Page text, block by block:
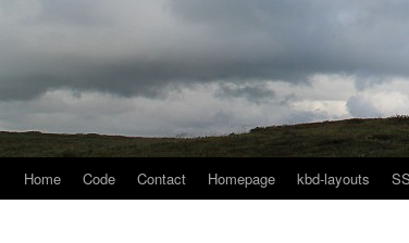
Home Code Contact Homepage kbd-layouts